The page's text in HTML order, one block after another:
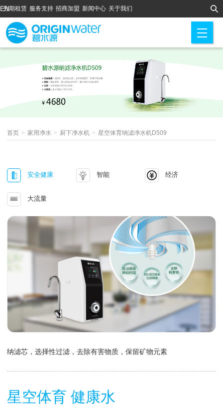
EN
分期租赁 服务支持 招商加盟 新闻中心 关于我们
首页 > 家用净水 > 厨下净水机 > 星空体育纳滤净水机D509
安全健康 智能 经济
大流量
纳滤芯，选择性过滤，去除有害物质，保留矿物元素
星空体育 健康水